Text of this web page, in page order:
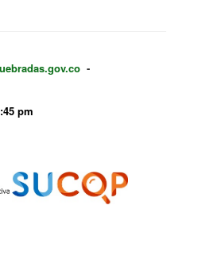
-
pm